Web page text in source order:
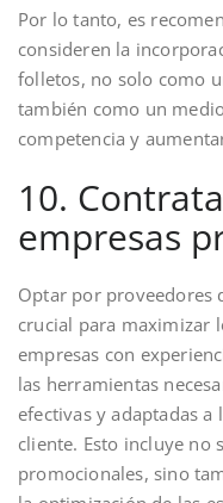
Por lo tanto, es
consideren la
folletos, no solo como
también como un
competencia y
10.
empresas
Optar por proveedores
crucial para maximizar
empresas con
las herramientas
efectivas y adaptadas a
cliente. Esto incluye no
promocionales, sino